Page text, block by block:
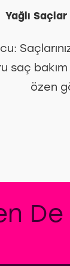
Yağlı Saçlar
saç
özen
De